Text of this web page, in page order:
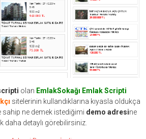
olan EmlakSokağı Emlak Scripti
sitelerinin kullandıklarına kıyasla oldukça
sahip ne demek istediğimi demo adresine
daha detaylı görebilirsiniz.